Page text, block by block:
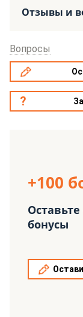
Отзывы и
Вопросы
+100
бонусы